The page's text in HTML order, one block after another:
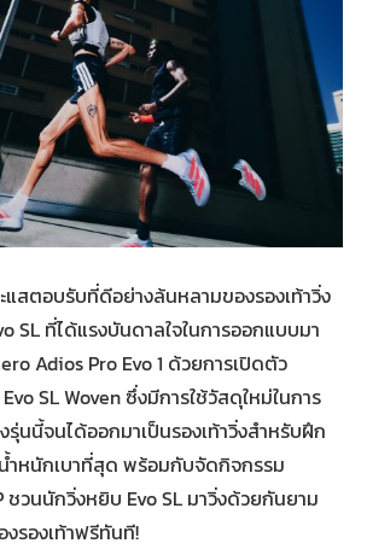
สตอบรับที่ดีอย่างล้นหลามของรองเท้าวิ่ง
SL ที่ได้แรงบันดาลใจในการออกแบบมา
Adios Pro Evo 1 ด้วยการเปิดตัว
SL Woven ซึ่งมีการใช้วัสดุใหม่ในการ
นนี้จนได้ออกมาเป็นรองเท้าวิ่งสำหรับฝึก
ำหนักเบาที่สุด พร้อมกับจัดกิจกรรม
ชวนนักวิ่งหยิบ Evo SL มาวิ่งด้วยกันยาม
งรองเท้าฟรีทันที!